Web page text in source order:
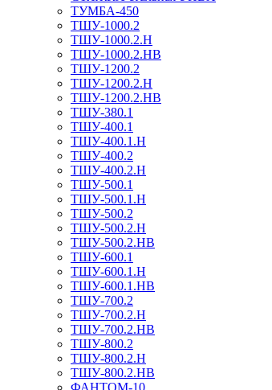
ТУМБА-450
ТШУ-1000.2
ТШУ-1000.2.Н
ТШУ-1000.2.НВ
ТШУ-1200.2
ТШУ-1200.2.Н
ТШУ-1200.2.НВ
ТШУ-380.1
ТШУ-400.1
ТШУ-400.1.Н
ТШУ-400.2
ТШУ-400.2.Н
ТШУ-500.1
ТШУ-500.1.Н
ТШУ-500.2
ТШУ-500.2.Н
ТШУ-500.2.НВ
ТШУ-600.1
ТШУ-600.1.Н
ТШУ-600.1.НВ
ТШУ-700.2
ТШУ-700.2.Н
ТШУ-700.2.НВ
ТШУ-800.2
ТШУ-800.2.Н
ТШУ-800.2.НВ
ФАНТОМ-10